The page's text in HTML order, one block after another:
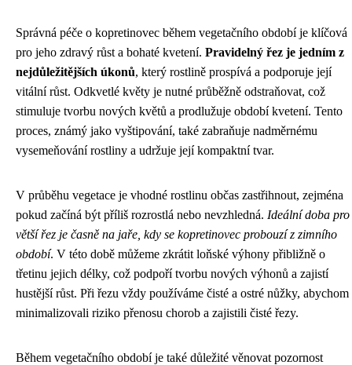
Správná péče o kopretinovec během vegetačního období je klíčová
pro jeho zdravý růst a bohaté kvetení. Pravidelný řez je jedním z
nejdůležitějších úkonů, který rostlině prospívá a podporuje její
vitální růst. Odkvetlé květy je nutné průběžně odstraňovat, což
stimuluje tvorbu nových květů a prodlužuje období kvetení. Tento
proces, známý jako vyštipování, také zabraňuje nadměrnému
vysemeňování rostliny a udržuje její kompaktní tvar.
V průběhu vegetace je vhodné rostlinu občas zastřihnout, zejména
pokud začíná být příliš rozrostlá nebo nevzhledná. Ideální doba pro
větší řez je časně na jaře, kdy se kopretinovec probouzí z zimního
období. V této době můžeme zkrátit loňské výhony přibližně o
třetinu jejich délky, což podpoří tvorbu nových výhonů a zajistí
hustější růst. Při řezu vždy používáme čisté a ostré nůžky, abychom
minimalizovali riziko přenosu chorob a zajistili čisté řezy.
Během vegetačního období je také důležité věnovat pozornost